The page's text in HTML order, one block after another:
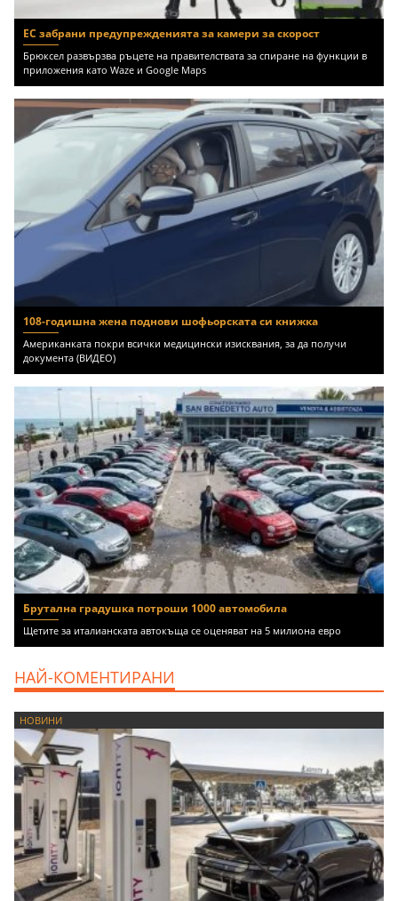
ЕС забрани предупрежденията за камери за скорост
Брюксел развързва ръцете на правителствата за спиране на функции в
приложения като Waze и Google Maps
108-годишна жена поднови шофьорската си книжка
Американката покри всички медицински изисквания, за да получи
документа (ВИДЕО)
Брутална градушка потроши 1000 автомобила
Щетите за италианската автокъща се оценяват на 5 милиона евро
НАЙ-КОМЕНТИРАНИ
НОВИНИ